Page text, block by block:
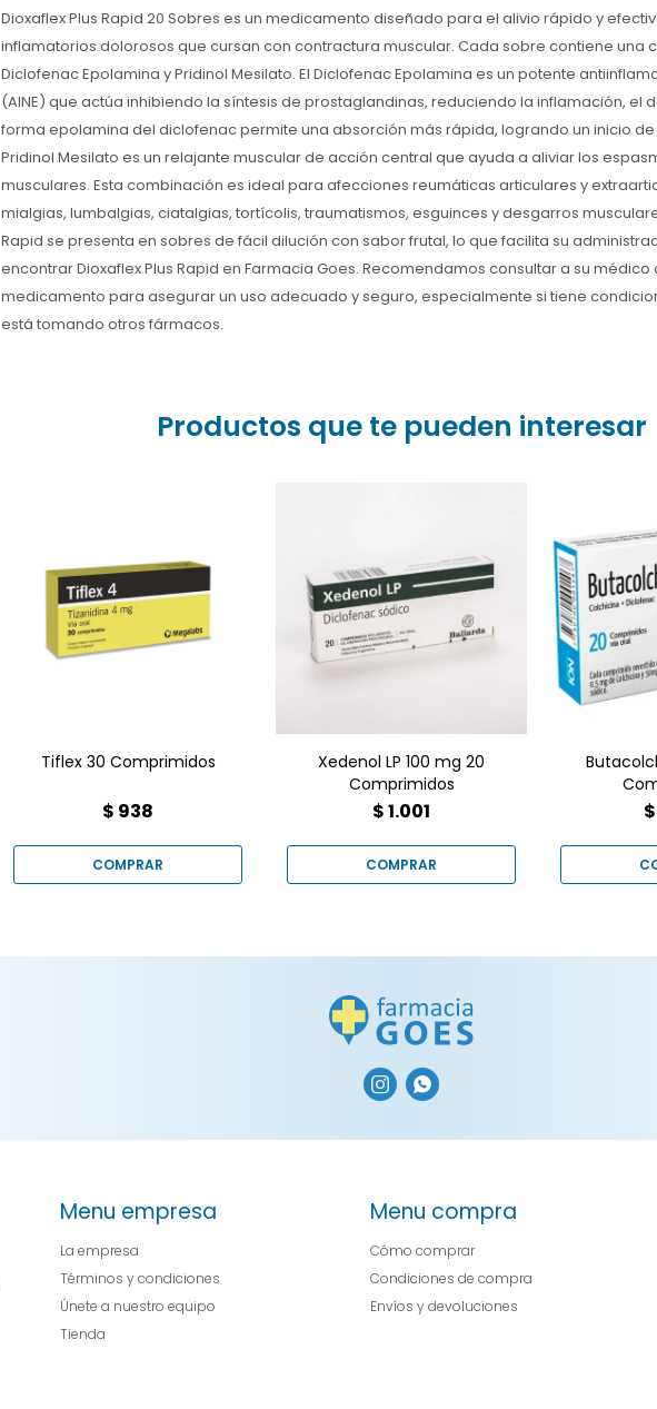
Dioxaflex Plus Rapid 20 Sobres es un medicamento diseñado para el alivio rápido y
inflamatorios dolorosos que cursan con contractura muscular. Cada sobre contiene una
Diclofenac Epolamina y Pridinol Mesilato. El Diclofenac Epolamina es un potente
(AINE) que actúa inhibiendo la síntesis de prostaglandinas, reduciendo la inflamación, el
forma epolamina del diclofenac permite una absorción más rápida, logrando un inicio de
Pridinol Mesilato es un relajante muscular de acción central que ayuda a aliviar los
musculares. Esta combinación es ideal para afecciones reumáticas articulares y
mialgias, lumbalgias, ciatalgias, tortícolis, traumatismos, esguinces y desgarros
Rapid se presenta en sobres de fácil dilución con sabor frutal, lo que facilita su
encontrar Dioxaflex Plus Rapid en Farmacia Goes. Recomendamos consultar a su médico
medicamento para asegurar un uso adecuado y seguro, especialmente si tiene
está tomando otros fármacos.
Productos que te pueden interesar
Relajante muscular
Tiflex 30 Comprimidos
$ 938
esteroideo (AINE) de
liberación prolongada,
diseñado para aliviar el
dolor y la inflamación de
forma sostenida. Es útil
Xedenol LP 100 mg 20
Comprimidos
$1.001
el dolor
Goes. Tu
para
$
 
Menu empresa
La empresa
Términos y condiciones
Únete a nuestro equipo
Tienda
Menu compra
Cómo comprar
Condiciones de compra
Envíos y devoluciones